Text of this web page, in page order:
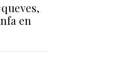
en